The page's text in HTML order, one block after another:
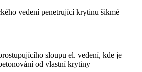
vedení penetrující krytinu šikmé
sloupu el. vedení, kde je
od vlastní krytiny